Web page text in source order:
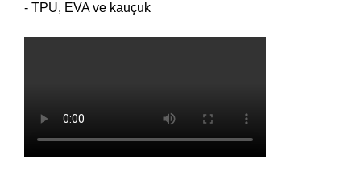
- TPU, EVA ve kauçuk